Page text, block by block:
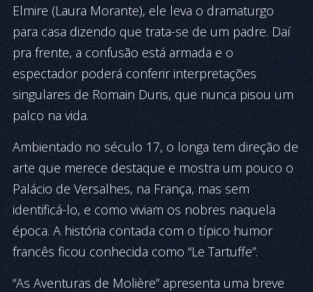
Elmire (Laura Morante), ele leva o dramaturgo
para casa dizendo que trata-se de um padre. Daí
pra frente, a confusão está armada e o
espectador poderá conferir interpretações
singulares de Romain Duris, que nunca pisou um
palco na vida.
Ambientado no século 17, o longa tem direção de
arte que merece destaque e mostra um pouco o
Palácio de Versalhes, na França, mas sem
identificá-lo, e como viviam os nobres naquela
época. A história contada com o típico humor
francês ficou conhecida como “Le Tartuffe”.
“As Aventuras de Molière” apresenta uma breve